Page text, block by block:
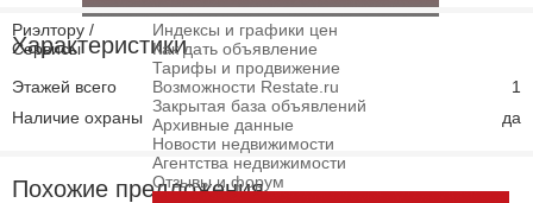
Риэлтору /
Сервисы
Индексы и графики цен
Как дать объявление
Тарифы и продвижение
Возможности Restate.ru
Закрытая база объявлений
Архивные данные
Новости недвижимости
Агентства недвижимости
Отзывы и форум
Характеристики
Этажей всего
1
Наличие охраны
да
Похожие предложения